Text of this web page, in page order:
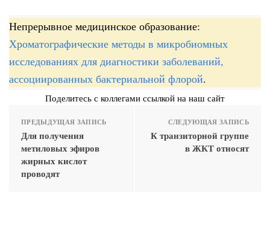
Непрерывное медицинское образование:
Хроматографические методы в микробиомных
исследованиях для диагностики заболеваний,
ассоциированных бактериальной флорой.
Поделитесь с коллегами ссылкой на наш сайт
ПРЕДЫДУЩАЯ ЗАПИСЬ
Для получения
метиловых эфиров
жирных кислот
проводят
СЛЕДУЮЩАЯ ЗАПИСЬ
К транзиторной группе
в ЖКТ относят